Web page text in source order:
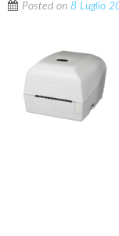
Posted on 8 Luglio